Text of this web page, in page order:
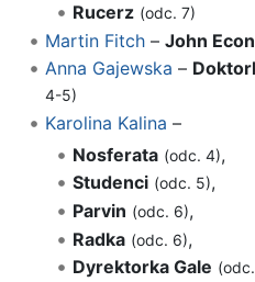
Rucerz (odc. 7)
Martin Fitch– John
Anna Gajewska –
4-5)
Karolina Kalina –
Nosferata (odc. 4),
Studenci (odc. 5),
Parvin (odc. 6),
Radka (odc. 6),
Dyrektorka Gale